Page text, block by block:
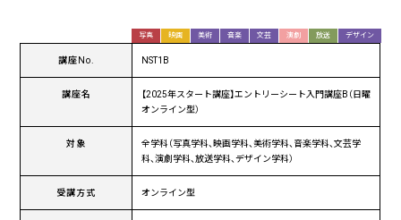
写真 映画 美術 音楽 文芸 演劇 放送 デザイン
講座No. NST1B
講座名
【2025年スタート講座】エントリーシート入門講座B（日曜
オンライン型）
対象
全学科（写真学科、映画学科、美術学科、音楽学科、文芸学
科、演劇学科、放送学科、デザイン学科）
受講方式 オンライン型